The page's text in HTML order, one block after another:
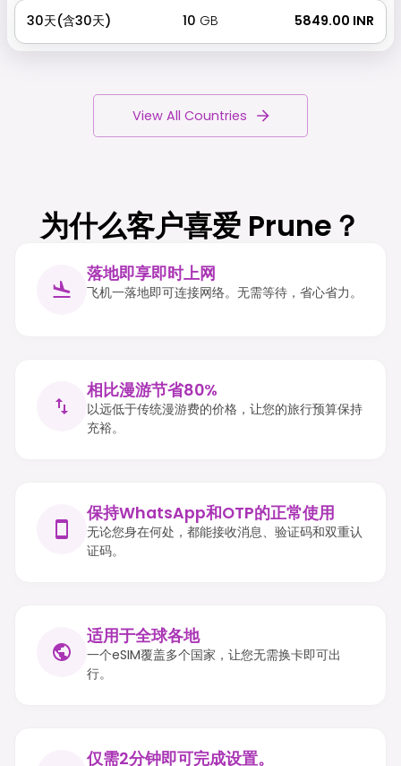
30天(含30天) 10 GB ₹ 5849.00 INR
View All Countries
为什么客户喜爱 Prune？
落地即享即时上网
飞机一落地即可连接网络。无需等待，省心省力。
相比漫游节省80%
以远低于传统漫游费的价格，让您的旅行预算保持
充裕。
保持WhatsApp和OTP的正常使用
无论您身在何处，都能接收消息、验证码和双重认
证码。
适用于全球各地
一个eSIM覆盖多个国家，让您无需换卡即可出
行。
仅需2分钟即可完成设置。